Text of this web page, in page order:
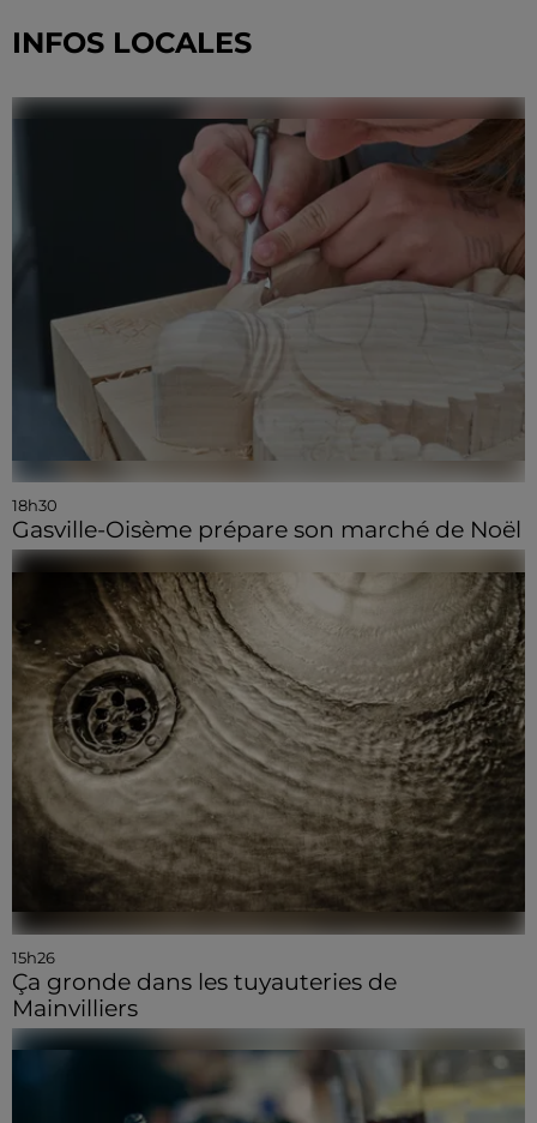
INFOS LOCALES
18h30
Gasville-Oisème prépare son marché de Noël
15h26
Ça gronde dans les tuyauteries de
Mainvilliers